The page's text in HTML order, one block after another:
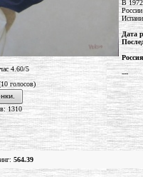
4.60/5
голосов)
1310
В
Дата
---
564.39